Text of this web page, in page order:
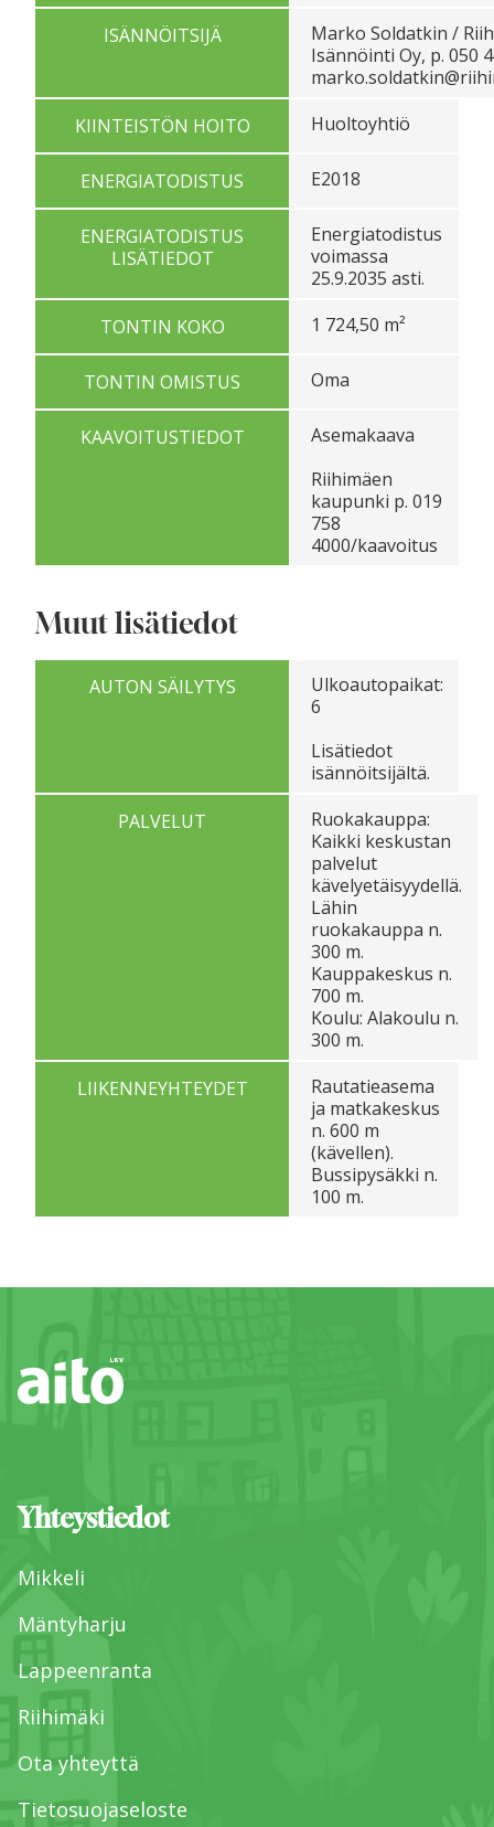
ISÄNNÖITSIJÄ
Marko Soldatkin /
Isännöinti Oy, p. 050
KIINTEISTÖN HOITO
Huoltoyhtiö
ENERGIATODISTUS E2018
ENERGIATODISTUS
LISÄTIEDOT
Energiatodistus
voimassa
25.9.2035 asti.
TONTIN KOKO
1 724,50 m²
TONTIN OMISTUS Oma
KAAVOITUSTIEDOT
Asemakaava
Riihimäen
kaupunki p. 019
758
4000/kaavoitus
Muut lisätiedot
AUTON SÄILYTYS
Ulkoautopaikat:
6
Lisätiedot
isännöitsijältä.
PALVELUT
Ruokakauppa:
Kaikki keskustan
palvelut
kävelyetäisyydellä.
Lähin
ruokakauppa n.
300 m.
Kauppakeskus n.
700 m.
Koulu: Alakoulu n.
300 m.
LIIKENNEYHTEYDET
Rautatieasema
ja matkakeskus
n. 600 m
(kävellen).
Bussipysäkki n.
100 m.
Yhteystiedot
Mikkeli
Mäntyharju
Lappeenranta
Riihimäki
Ota yhteyttä
Tietosuojaseloste